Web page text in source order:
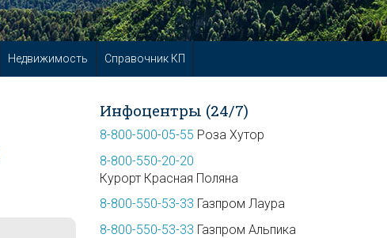
Недвижимость Справочник КП
Инфоцентры (24/7)
8-800-500-05-55 Роза Хутор
8-800-550-20-20
Курорт Красная Поляна
8-800-550-53-33 Газпром Лаура
8-800-550-53-33 Газпром Альпика